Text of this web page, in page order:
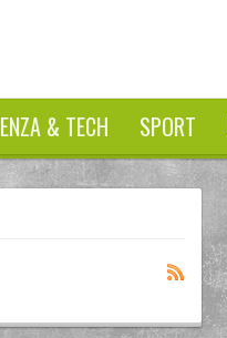
& TECH SPORT